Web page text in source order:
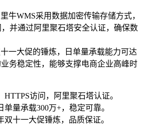
牛WMS采用数据加密传输存储方式，
并通过阿里聚石塔安全认证，确保数
一大促的锤炼，日单量承载能力可达
务稳定性，能够支撑电商企业高峰时
HTTPS访问，阿里聚石塔认证。
单量承载300万+，稳定可靠。
双十一大促锤炼，品质保证。